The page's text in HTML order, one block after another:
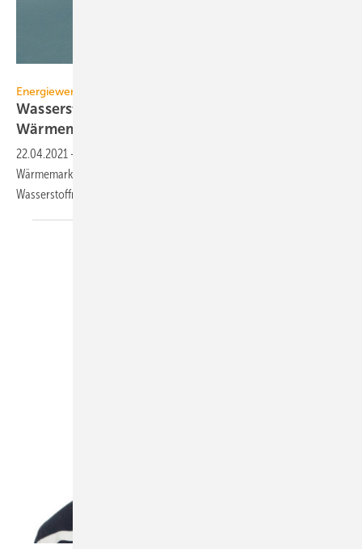
Energiewende
Wasserstoffrat: Studie vor
Wärmemarkt-Entscheidungen
22.04.2021 -
Wärmemarkt bisher keine Rolle. Geht es nach dem Nationalen
Wasserstoffrat, soll dies vorerst so